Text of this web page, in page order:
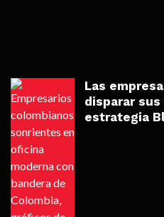
Las
disparar
estrategia